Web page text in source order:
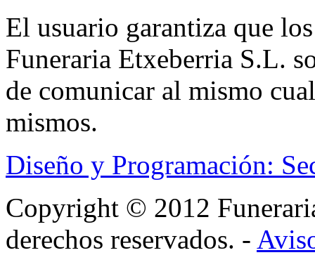
El usuario garantiza que
Funeraria Etxeberria S.L.
de comunicar al mismo
mismos.
Diseño y Programación:
Copyright © 2012
derechos reservados. -